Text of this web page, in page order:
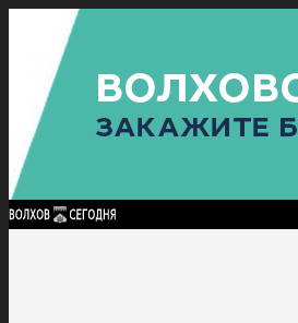
Найти:
ГЛАВНАЯ ПОЛИТИКАПРОИСШЕСТВИЯ
ПОЛИТИКА
КУЛЬТУРА
ПОСЕЛЕНИЯ